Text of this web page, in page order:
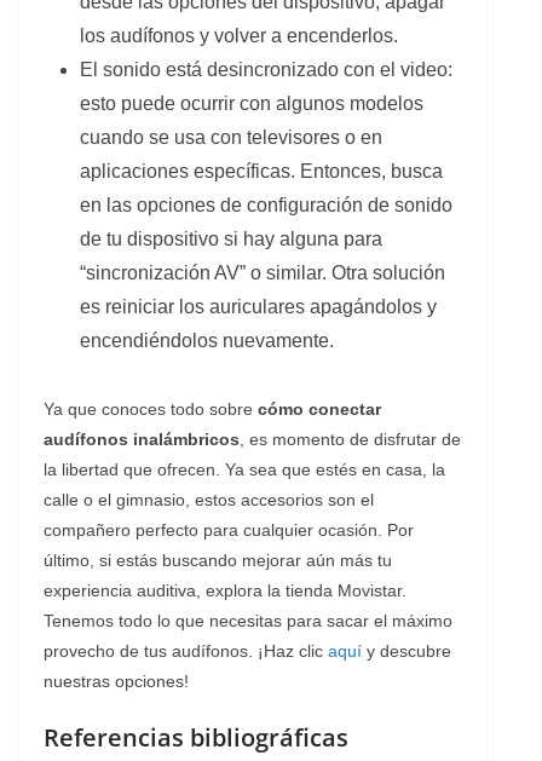
los audífonos y volver a encenderlos.
El sonido está desincronizado con el video:
esto puede ocurrir con algunos modelos
cuando se usa con televisores o en
aplicaciones específicas. Entonces, busca
en las opciones de configuración de sonido
de tu dispositivo si hay alguna para
“sincronización AV” o similar. Otra solución
es reiniciar los auriculares apagándolos y
encendiéndolos nuevamente.
Ya que conoces todo sobre cómo conectar
audífonos inalámbricos , es momento de disfrutar de
la libertad que ofrecen. Ya sea que estés en casa, la
calle o el gimnasio, estos accesorios son el
compañero perfecto para cualquier ocasión. Por
último, si estás buscando mejorar aún más tu
experiencia auditiva, explora la tienda Movistar.
Tenemos todo lo que necesitas para sacar el máximo
provecho de tus audífonos. ¡Haz clic aquí y descubre
nuestras opciones!
Referencias bibliográficas